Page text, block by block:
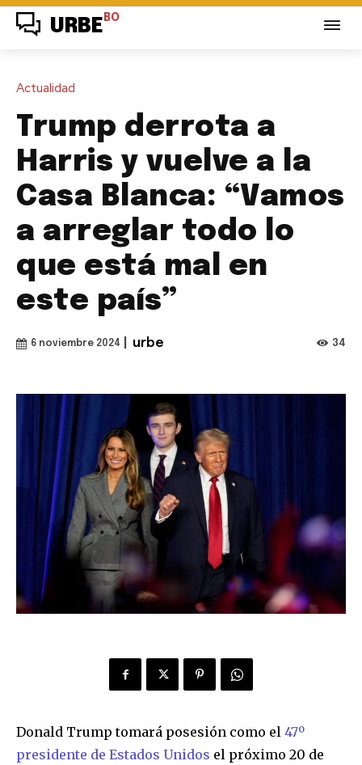
URBE BO
Actualidad
Trump derrota a
Harris y vuelve a la
Casa Blanca: “Vamos
a arreglar todo lo
que está mal en
este país”
6 noviembre 2024 urbe 34
Donald Trump tomará posesión como el 47º
presidente de Estados Unidos el próximo 20 de